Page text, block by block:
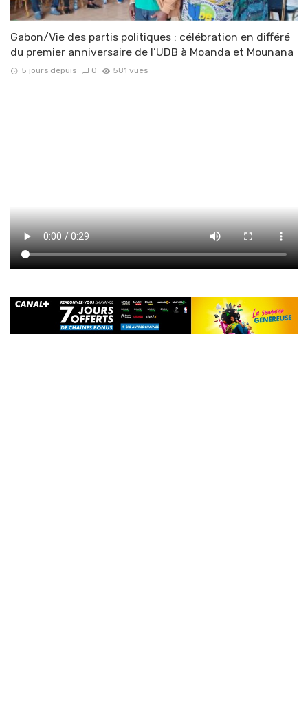
Gabon/Vie des partis politiques : célébration en différé
du premier anniversaire de l’UDB à Moanda et Mounana
5 jours depuis 0 581 vues